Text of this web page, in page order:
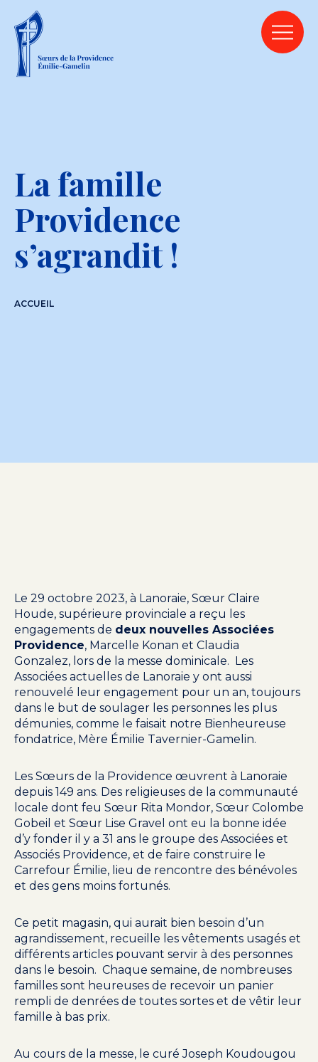
La famille
Providence
s’agrandit !
ACCUEIL
Le 29 octobre 2023, à Lanoraie, Sœur Claire
Houde, supérieure provinciale a reçu les
engagements de deux nouvelles Associées
Providence, Marcelle Konan et Claudia
Gonzalez, lors de la messe dominicale. Les
Associées actuelles de Lanoraie y ont aussi
renouvelé leur engagement pour un an, toujours
dans le but de soulager les personnes les plus
démunies, comme le faisait notre Bienheureuse
fondatrice, Mère Émilie Tavernier-Gamelin.
Les Sœurs de la Providence œuvrent à Lanoraie
depuis 149 ans. Des religieuses de la communauté
locale dont feu Sœur Rita Mondor, Sœur Colombe
Gobeil et Sœur Lise Gravel ont eu la bonne idée
d’y fonder il y a 31 ans le groupe des Associées et
Associés Providence, et de faire construire le
Carrefour Émilie, lieu de rencontre des bénévoles
et des gens moins fortunés.
Ce petit magasin, qui aurait bien besoin d’un
agrandissement, recueille les vêtements usagés et
différents articles pouvant servir à des personnes
dans le besoin. Chaque semaine, de nombreuses
familles sont heureuses de recevoir un panier
rempli de denrées de toutes sortes et de vêtir leur
famille à bas prix.
Au cours de la messe, le curé Joseph Koudougou